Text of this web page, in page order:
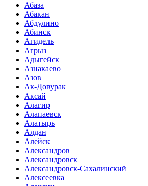
Абаза
Абакан
Абдулино
Абинск
Агидель
Агрыз
Адыгейск
Азнакаево
Азов
Ак-Довурак
Аксай
Алагир
Алапаевск
Алатырь
Алдан
Алейск
Александров
Александровск
Александровск-Сахалинский
Алексеевка